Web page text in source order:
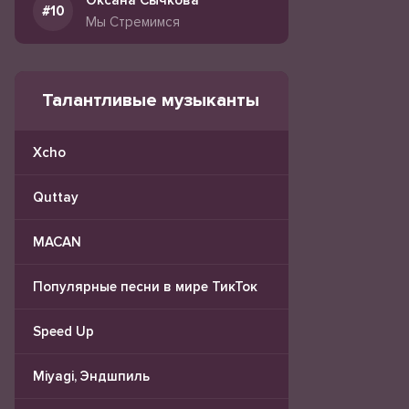
Мы Стремимся
Талантливые музыканты
Xcho
Quttay
MACAN
Популярные песни в мире ТикТок
Speed Up
Miyagi, Эндшпиль